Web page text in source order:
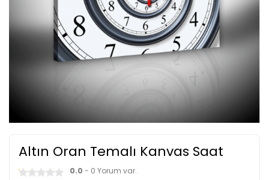
Altın Oran Temalı Kanvas Saat
0.0 - 0 Yorum var.